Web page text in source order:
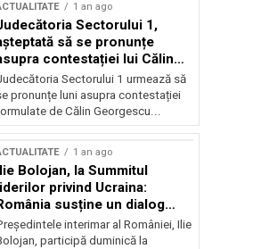
1 an ago
Sectorului 1,
să se pronunțe
contestației lui Călin
Georgescu privind controlul
Sectorului 1 urmează să
pronunțe luni asupra contestației
de Călin Georgescu...
1 an ago
Bolojan, la Summitul
privind Ucraina:
susține un dialog
pentru securitate
stabilitate
interimar al României, Ilie
participă duminică la